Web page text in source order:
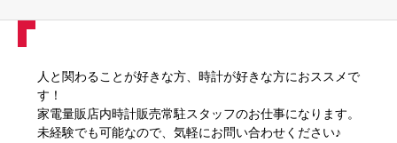
人と関わることが好きな方、時計が好きな方におススメで
す！
家電量販店内時計販売常駐スタッフのお仕事になります。
未経験でも可能なので、気軽にお問い合わせください♪